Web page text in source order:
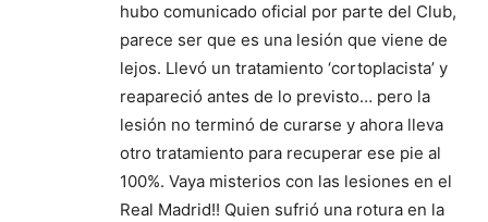
hubo comunicado oficial por parte del Club,
parece ser que es una lesión que viene de
lejos. Llevó un tratamiento ‘cortoplacista’ y
reapareció antes de lo previsto… pero la
lesión no terminó de curarse y ahora lleva
otro tratamiento para recuperar ese pie al
100%. Vaya misterios con las lesiones en el
Real Madrid!! Quien sufrió una rotura en la